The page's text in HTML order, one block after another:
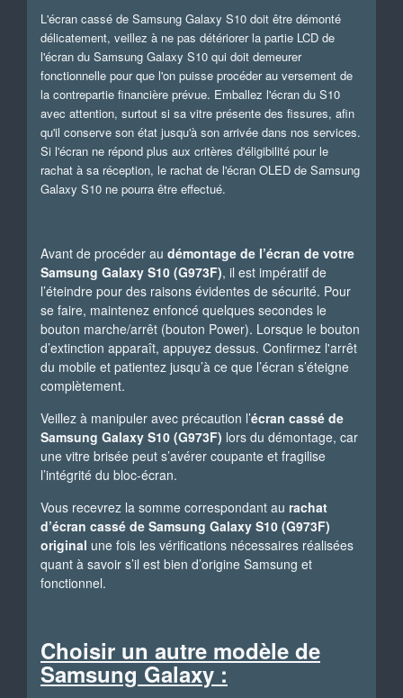
L'écran cassé de Samsung Galaxy S10 doit être démonté
délicatement, veillez à ne pas détériorer la partie LCD de
l'écran du Samsung Galaxy S10 qui doit demeurer
fonctionnelle pour que l'on puisse procéder au versement de
la contrepartie financière prévue. Emballez l'écran du S10
avec attention, surtout si sa vitre présente des fissures, afin
qu'il conserve son état jusqu'à son arrivée dans nos services.
Si l'écran ne répond plus aux critères d'éligibilité pour le
rachat à sa réception, le rachat de l'écran OLED de Samsung
Galaxy S10 ne pourra être effectué.
Avant de procéder au démontage de l’écran de votre
Samsung Galaxy S10 (G973F), il est impératif de
l’éteindre pour des raisons évidentes de sécurité. Pour
se faire, maintenez enfoncé quelques secondes le
bouton marche/arrêt (bouton Power). Lorsque le bouton
d’extinction apparaît, appuyez dessus. Confirmez l'arrêt
du mobile et patientez jusqu’à ce que l’écran s’éteigne
complètement.
Veillez à manipuler avec précaution l’écran cassé de
Samsung Galaxy S10 (G973F) lors du démontage, car
une vitre brisée peut s’avérer coupante et fragilise
l’intégrité du bloc-écran.
Vous recevrez la somme correspondant au rachat
d’écran cassé de Samsung Galaxy S10 (G973F)
original une fois les vérifications nécessaires réalisées
quant à savoir s’il est bien d’origine Samsung et
fonctionnel.
Choisir un autre modèle de
Samsung Galaxy :